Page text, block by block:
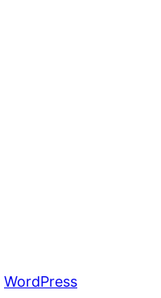
WordPress